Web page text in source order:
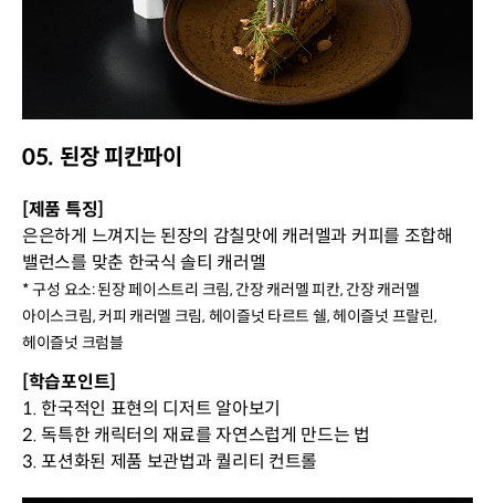
05. 된장 피칸파이
[제품 특징]
은은하게 느껴지는 된장의 감칠맛에 캐러멜과 커피를 조합해
밸런스를 맞춘 한국식 솔티 캐러멜
* 구성 요소: 된장 페이스트리 크림, 간장 캐러멜 피칸, 간장 캐러멜
아이스크림, 커피 캐러멜 크림, 헤이즐넛 타르트 쉘, 헤이즐넛 프랄린,
헤이즐넛 크럼블
[학습포인트]
1. 한국적인 표현의 디저트 알아보기
2. 독특한 캐릭터의 재료를 자연스럽게 만드는 법
3. 포션화된 제품 보관법과 퀄리티 컨트롤